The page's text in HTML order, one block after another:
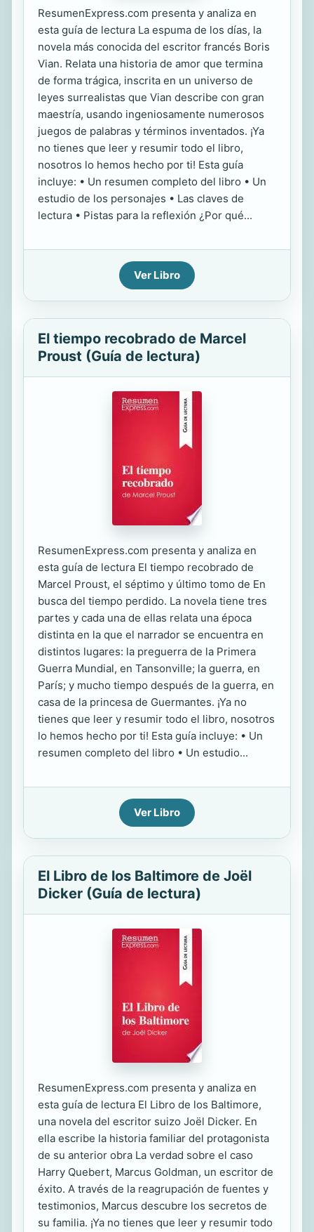
ResumenExpress.com presenta y analiza en
esta guía de lectura La espuma de los días, la
novela más conocida del escritor francés Boris
Vian. Relata una historia de amor que termina
de forma trágica, inscrita en un universo de
leyes surrealistas que Vian describe con gran
maestría, usando ingeniosamente numerosos
juegos de palabras y términos inventados. ¡Ya
no tienes que leer y resumir todo el libro,
nosotros lo hemos hecho por ti! Esta guía
incluye: • Un resumen completo del libro • Un
estudio de los personajes • Las claves de
lectura • Pistas para la reflexión ¿Por qué...
Ver Libro
El tiempo recobrado de Marcel
Proust (Guía de lectura)
ResumenExpress.com presenta y analiza en
esta guía de lectura El tiempo recobrado de
Marcel Proust, el séptimo y último tomo de En
busca del tiempo perdido. La novela tiene tres
partes y cada una de ellas relata una época
distinta en la que el narrador se encuentra en
distintos lugares: la preguerra de la Primera
Guerra Mundial, en Tansonville; la guerra, en
París; y mucho tiempo después de la guerra, en
casa de la princesa de Guermantes. ¡Ya no
tienes que leer y resumir todo el libro, nosotros
lo hemos hecho por ti! Esta guía incluye: • Un
resumen completo del libro • Un estudio...
Ver Libro
El Libro de los Baltimore de Joël
Dicker (Guía de lectura)
ResumenExpress.com presenta y analiza en
esta guía de lectura El Libro de los Baltimore,
una novela del escritor suizo Joël Dicker. En
ella escribe la historia familiar del protagonista
de su anterior obra La verdad sobre el caso
Harry Quebert, Marcus Goldman, un escritor de
éxito. A través de la reagrupación de fuentes y
testimonios, Marcus descubre los secretos de
su familia. ¡Ya no tienes que leer y resumir todo